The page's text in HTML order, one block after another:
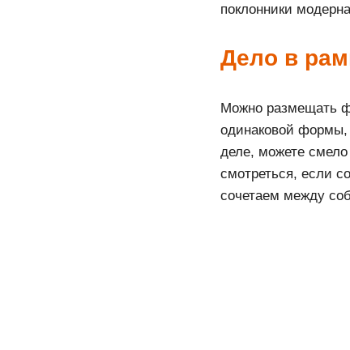
поклонники
Дело в
Можно размещать
одинаковой
деле, можете
смотреться, если
сочетаем между